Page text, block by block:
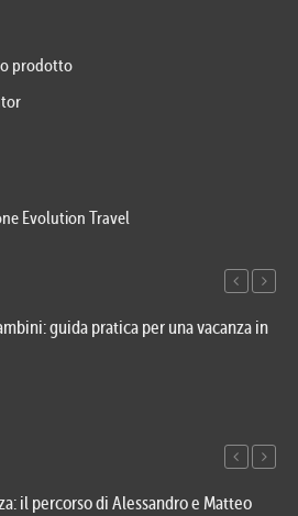
prodotto
Evolution Travel
guida pratica per una vacanza in
il percorso di Alessandro e Matteo